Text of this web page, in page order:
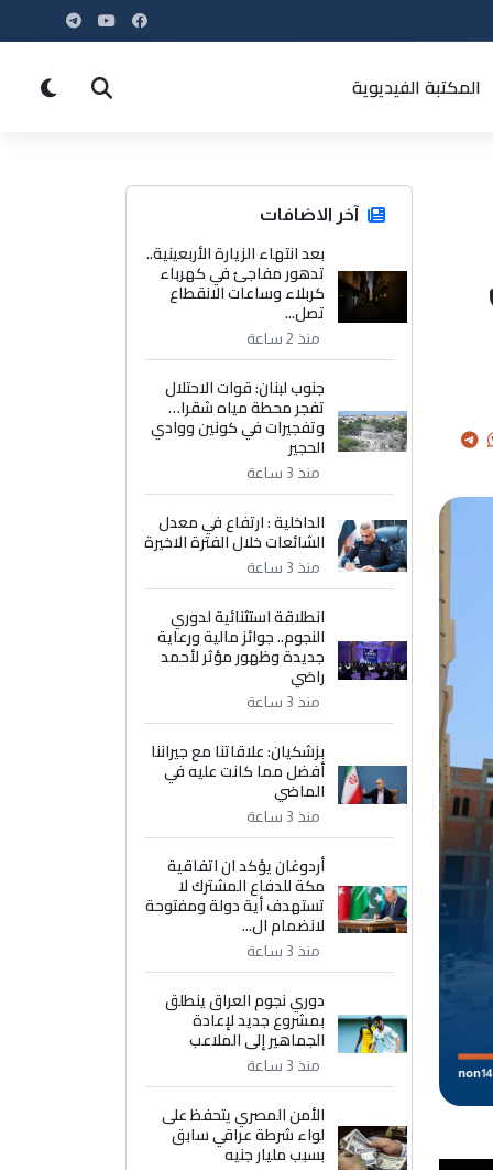
المكتبة الفيديوية
آخر الاضافات
بعد انتهاء الزيارة الأربعينية..
تدهور مفاجئ في كهرباء
كربلاء وساعات الانقطاع
تصل...
منذ 2 ساعة
جنوب لبنان: قوات الاحتلال
تفجر محطة مياه شقرا…
وتفجيرات في كونين ووادي
الحجير
منذ 3 ساعة
الداخلية : ارتفاع في معدل
الشائعات خلال الفترة الاخيرة
منذ 3 ساعة
انطلاقة استثنائية لدوري
النجوم.. جوائز مالية ورعاية
جديدة وظهور مؤثر لأحمد
راضي
منذ 3 ساعة
بزشكيان: علاقاتنا مع جيراننا
أفضل مما كانت عليه في
الماضي
منذ 3 ساعة
أردوغان يؤكد ان اتفاقية
مكة للدفاع المشترك لا
تستهدف أية دولة ومفتوحة
لانضمام ال...
منذ 3 ساعة
دوري نجوم العراق ينطلق
بمشروع جديد لإعادة
الجماهير إلى الملاعب
منذ 3 ساعة
الأمن المصري يتحفظ على
لواء شرطة عراقي سابق
بسبب مليار جنيه